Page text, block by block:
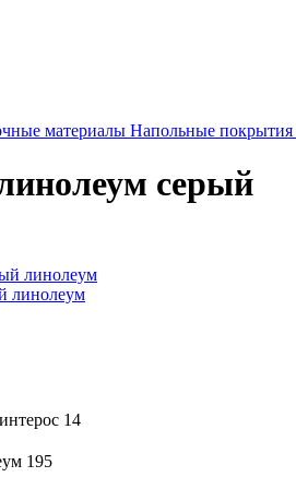
материалы Напольные покрытия
серый
линолеум
линолеум
14
195